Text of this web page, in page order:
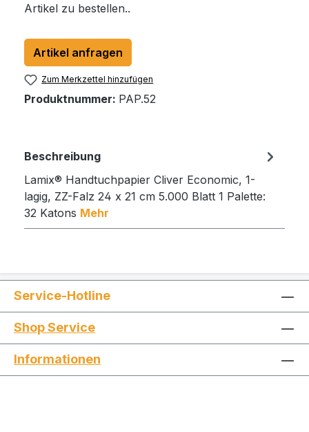
Artikel zu bestellen..
Artikel anfragen
Zum Merkzettel hinzufügen
Produktnummer: PAP.52
Beschreibung
Lamix® Handtuchpapier Cliver Economic, 1-
lagig, ZZ-Falz 24 x 21 cm 5.000 Blatt 1 Palette:
32 Katons Mehr
Service-Hotline
Shop Service
Informationen